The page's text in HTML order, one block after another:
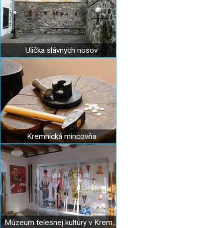
Ulička slávnych nosov
Kremnická mincovňa
Múzeum telesnej kultúry v Kremnici – expozícia dejín lyžovania na Slovensku